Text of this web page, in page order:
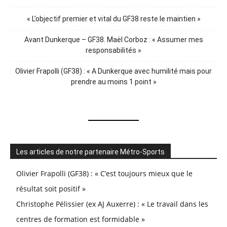
« L’objectif premier et vital du GF38 reste le maintien »
Avant Dunkerque – GF38. Maël Corboz : « Assumer mes
responsabilités »
Olivier Frapolli (GF38) : « A Dunkerque avec humilité mais pour
prendre au moins 1 point »
Les articles de notre partenaire Métro-Sports
Olivier Frapolli (GF38) : « C’est toujours mieux que le
résultat soit positif »
Christophe Pélissier (ex AJ Auxerre) : « Le travail dans les
centres de formation est formidable »